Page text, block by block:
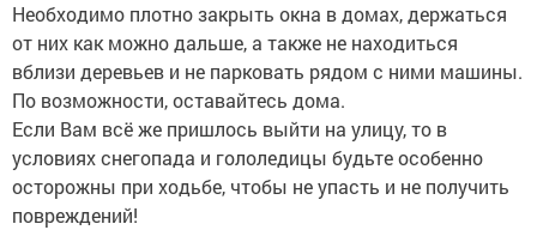
Необходимо плотно закрыть окна в домах, держаться
от них как можно дальше, а также не находиться
вблизи деревьев и не парковать рядом с ними машины.
По возможности, оставайтесь дома.
Если Вам всё же пришлось выйти на улицу, то в
условиях снегопада и гололедицы будьте особенно
осторожны при ходьбе, чтобы не упасть и не получить
повреждений!